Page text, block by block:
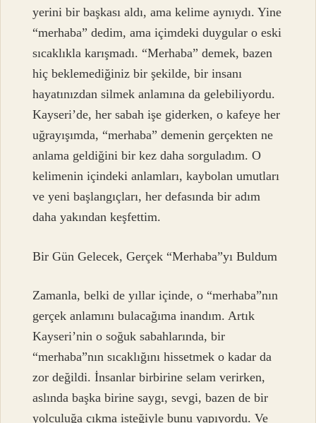
yerini bir başkası aldı, ama kelime aynıydı. Yine
“merhaba” dedim, ama içimdeki duygular o eski
sıcaklıkla karışmadı. “Merhaba” demek, bazen
hiç beklemediğiniz bir şekilde, bir insanı
hayatınızdan silmek anlamına da gelebiliyordu.
Kayseri’de, her sabah işe giderken, o kafeye her
uğrayışımda, “merhaba” demenin gerçekten ne
anlama geldiğini bir kez daha sorguladım. O
kelimenin içindeki anlamları, kaybolan umutları
ve yeni başlangıçları, her defasında bir adım
daha yakından keşfettim.
Bir Gün Gelecek, Gerçek “Merhaba”yı Buldum
Zamanla, belki de yıllar içinde, o “merhaba”nın
gerçek anlamını bulacağıma inandım. Artık
Kayseri’nin o soğuk sabahlarında, bir
“merhaba”nın sıcaklığını hissetmek o kadar da
zor değildi. İnsanlar birbirine selam verirken,
aslında başka birine saygı, sevgi, bazen de bir
yolculuğa çıkma isteğiyle bunu yapıyordu. Ve